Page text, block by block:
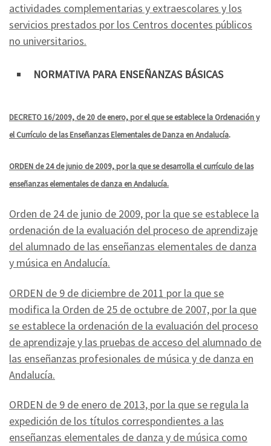
actividades complementarias y extraescolares y los
servicios prestados por los Centros docentes públicos
no universitarios.
NORMATIVA PARA ENSEÑANZAS BÁSICAS
DECRETO 16/2009, de 20 de enero, por el que se establece la Ordenación y
el Currículo de las Enseñanzas Elementales de Danza en Andalucía.
ORDEN de 24 de junio de 2009, por la que se desarrolla el currículo de las
enseñanzas elementales de danza en Andalucía.
Orden de 24 de junio de 2009, por la que se establece la
ordenación de la evaluación del proceso de aprendizaje
del alumnado de las enseñanzas elementales de danza
y música en Andalucía.
ORDEN de 9 de diciembre de 2011 por la que se
modifica la Orden de 25 de octubre de 2007, por la que
se establece la ordenación de la evaluación del proceso
de aprendizaje y las pruebas de acceso del alumnado de
las enseñanzas profesionales de música y de danza en
Andalucía.
ORDEN de 9 de enero de 2013, por la que se regula la
expedición de los títulos correspondientes a las
enseñanzas elementales de danza y de música como